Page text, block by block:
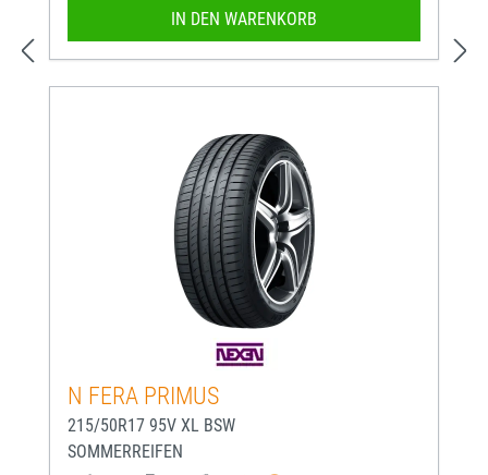
IN DEN WARENKORB
N FERA PRIMUS
215/50R17 95V XL BSW
SOMMERREIFEN